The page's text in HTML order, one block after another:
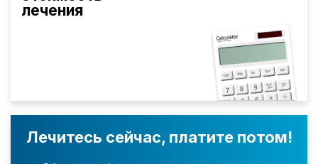
лечения
Лечитесь сейчас, платите потом!